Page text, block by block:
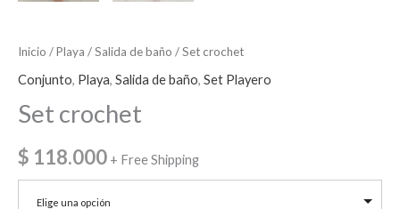
Inicio /Playa /Salida de baño / Set crochet
Conjunto, Playa, Salida de baño, Set Playero
Set crochet
$ 118.000 + Free Shipping
Elige una opción